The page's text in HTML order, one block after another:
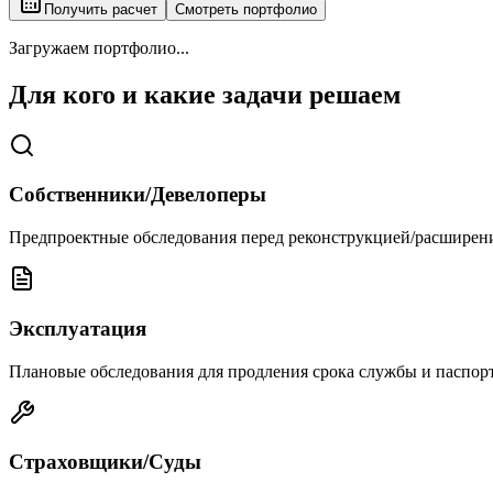
Получить расчет Смотреть портфолио
Загружаем портфолио...
Для кого и какие задачи решаем
Собственники/Девелоперы
Предпроектные обследования перед реконструкцией/
Эксплуатация
Плановые обследования для продления срока службы и
Страховщики/Суды